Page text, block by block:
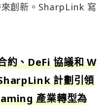
創新。SharpLink 寫
約、DeFi 協議和 W
計劃引領
產業轉型為